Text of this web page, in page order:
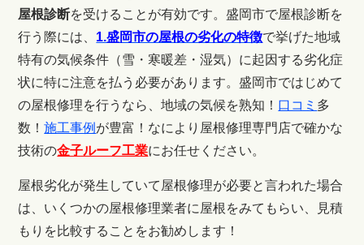
屋根診断を受けることが有効です。盛岡市で屋根診断を
行う際には、 1.盛岡市の屋根の劣化の特徴で挙げた地域
特有の気候条件（雪・寒暖差・湿気）に起因する劣化症
状に特に注意を払う必要があります。 盛岡市ではじめて
の屋根修理を行うなら、地域の気候を熟知！ 口コミ 多
数！施工事例 が豊富！なにより屋根修理専門店で確かな
技術の金子ルーフ工業にお任せください。
屋根劣化が発生していて屋根修理が必要と言われた場合
は、いくつかの屋根修理業者に屋根をみてもらい、見積
もりを比較することをお勧めします！